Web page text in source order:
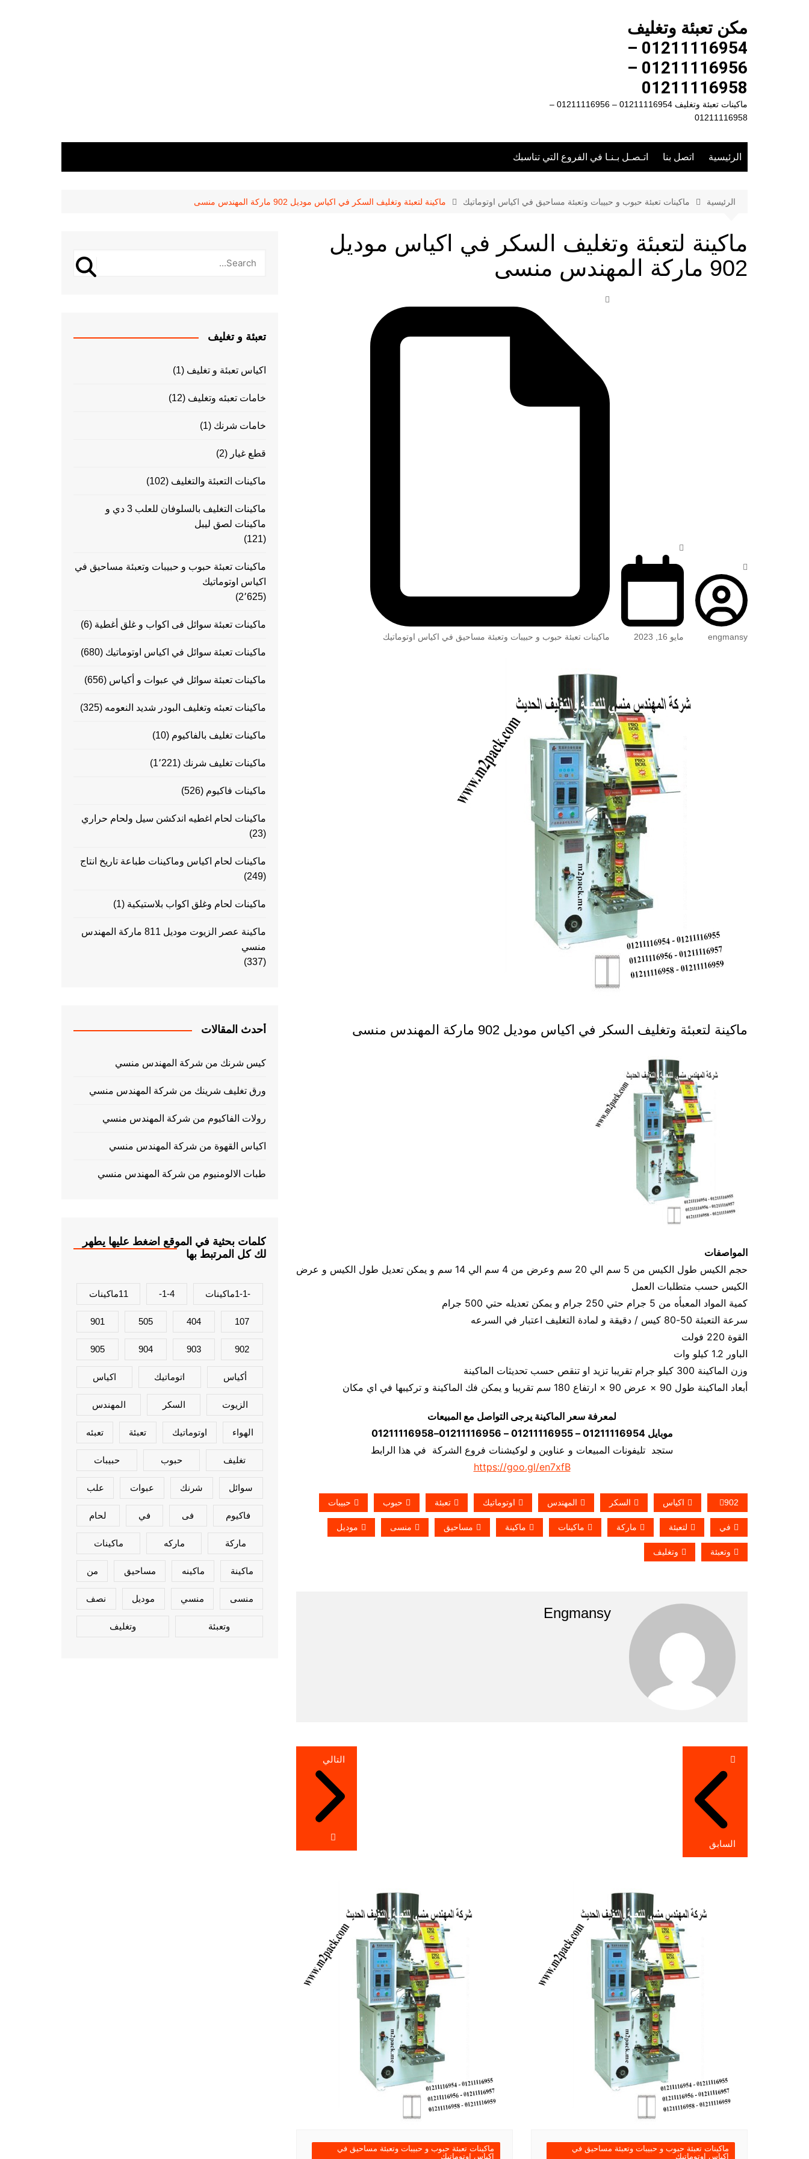
مكن تعبئة وتغليف
01211116954 –
01211116956 –
01211116958
ماكينات تعبئة وتغليف 01211116954 – 01211116956 –
01211116958
الرئيسية اتصل بنا اتـصـل بـنـا في الفروع التي تناسبك
الرئيسية ماكينات تعبئة حبوب و حبيبات وتعبئة مساحيق في اكياس اوتوماتيك ماكينة لتعبئة وتغليف السكر في اكياس موديل 902 ماركة المهندس منسى
ماكينة لتعبئة وتغليف السكر في اكياس موديل
902 ماركة المهندس منسى
engmansy مايو 16, 2023 ماكينات تعبئة حبوب و حبيبات وتعبئة مساحيق في اكياس اوتوماتيك
ماكينة لتعبئة وتغليف السكر في اكياس موديل 902 ماركة المهندس منسى
المواصفات
حجم الكيس طول الكيس من 5 سم الي 20 سم وعرض من 4 سم الي 14 سم و يمكن تعديل طول الكيس و عرض
الكيس حسب متطلبات العمل
كمية المواد المعبأه من 5 جرام حتي 250 جرام و يمكن تعديله حتي 500 جرام
سرعة التعبئة 50-80 كيس / دقيقة و لمادة التغليف اعتبار في السرعه
القوة 220 فولت
الباور 1.2 كيلو وات
وزن الماكينة 300 كيلو جرام تقريبا تزيد او تنقص حسب تحديثات الماكينة
أبعاد الماكينة طول 90 × عرض 90 × ارتفاع 180 سم تقريبا و يمكن فك الماكينة و تركيبها في اي مكان
لمعرفة سعر الماكينة يرجى التواصل مع المبيعات
موبايل 01211116954 – 01211116955 – 01211116956–01211116958
ستجد تليفونات المبيعات و عناوين و لوكيشنات فروع الشركة في هذا الرابط
https://goo.gl/en7xfB
902 اكياس السكر المهندس اوتوماتيك تعبئة حبوب حبيبات
في لتعبئة ماركة ماكينات ماكينة مساحيق منسى موديل
وتعبئة وتغليف
Engmansy
تصفّح
المقالات
السابق
التالي
ماكينات تعبئة حبوب و حبيبات وتعبئة مساحيق في
اكياس اوتوماتيك
ماكينات تعبئة حبوب و حبيبات وتعبئة مساحيق في
اكياس اوتوماتيك
تعبئة و تغليف
اكياس تعبئة و تغليف (1)
خامات تعبئه وتغليف (12)
خامات شرنك (1)
قطع غيار (2)
ماكينات التعبئة والتغليف (102)
ماكينات التغليف بالسلوفان للعلب 3 دي و
ماكينات لصق ليبل
(121)
ماكينات تعبئة حبوب و حبيبات وتعبئة مساحيق في
اكياس اوتوماتيك
(2٬625)
ماكينات تعبئة سوائل فى اكواب و غلق أغطية (6)
ماكينات تعبئة سوائل في اكياس اوتوماتيك (680)
ماكينات تعبئة سوائل في عبوات و أكياس (656)
ماكينات تعبئه وتغليف البودر شديد النعومه (325)
ماكينات تغليف بالفاكيوم (10)
ماكينات تغليف شرنك (1٬221)
ماكينات فاكيوم (526)
ماكينات لحام اغطيه اندكشن سيل ولحام حراري
(23)
ماكينات لحام اكياس وماكينات طباعة تاريخ انتاج
(249)
ماكينات لحام وغلق اكواب بلاستيكية (1)
ماكينة عصر الزيوت موديل 811 ماركة المهندس
منسي
(337)
أحدث المقالات
كيس شرنك من شركة المهندس منسي
ورق تغليف شرينك من شركة المهندس منسي
رولات الفاكيوم من شركة المهندس منسي
اكياس القهوة من شركة المهندس منسي
طبات الالومنيوم من شركة المهندس منسي
كلمات بحثية في الموقع اضغط عليها يطهر
لك كل المرتبط بها
-1-1ماكينات 1-4- 11ماكينات
107
404
505
901
902
903
904
905
أكياس اتوماتيك اكياس
الزيوت السكر المهندس
الهواء اوتوماتيك تعبئة تعبئه
تغليف حبوب حبيبات
سوائل شرنك عبوات علب
فاكيوم فى في لحام
ماركة ماركه ماكينات
ماكينة ماكينه مساحيق من
منسى منسي موديل نصف
وتعبئة وتغليف